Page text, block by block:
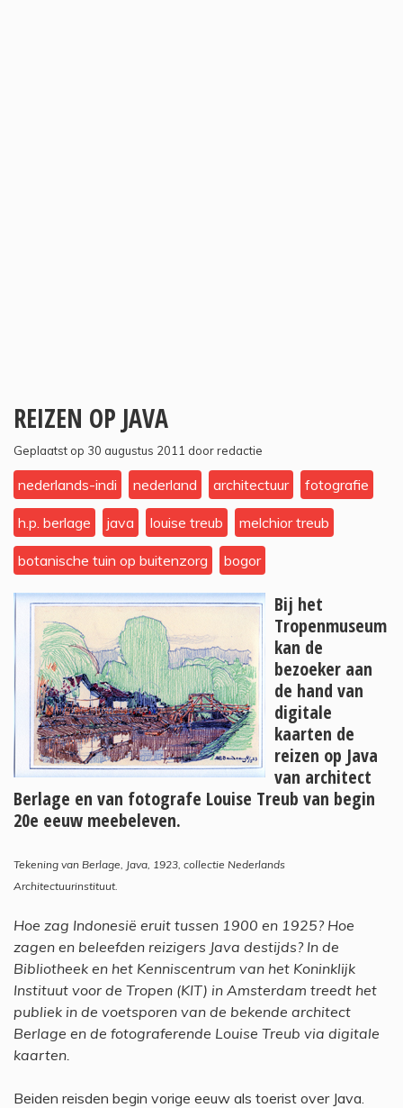
REIZEN OP JAVA
Geplaatst op 30 augustus 2011 door redactie
nederlands-indi nederland architectuur fotografie
h.p. berlage java louise treub melchior treub
botanische tuin op buitenzorg bogor
Bij het
Tropenmuseum
kan de
bezoeker aan
de hand van
digitale
kaarten de
reizen op Java
van architect
Berlage en van fotografe Louise Treub van begin
20e eeuw meebeleven.
Tekening van Berlage, Java, 1923, collectie Nederlands
Architectuurinstituut.
Hoe zag Indonesië eruit tussen 1900 en 1925? Hoe
zagen en beleefden reizigers Java destijds? In de
Bibliotheek en het Kenniscentrum van het Koninklijk
Instituut voor de Tropen (KIT) in Amsterdam treedt het
publiek in de voetsporen van de bekende architect
Berlage en de fotograferende Louise Treub via digitale
kaarten.
Beiden reisden begin vorige eeuw als toerist over Java.